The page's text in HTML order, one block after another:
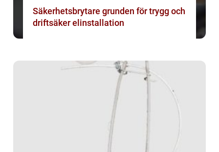
Säkerhetsbrytare grunden för trygg och
driftsäker elinstallation